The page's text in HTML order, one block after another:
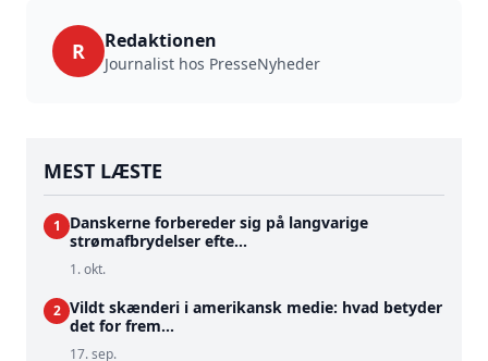
R Redaktionen
Journalist hos PresseNyheder
MEST LÆSTE
1
Danskerne forbereder sig på langvarige
strømafbrydelser efte...
1. okt.
2 Vildt skænderi i amerikansk medie: hvad betyder
det for frem...
17. sep.